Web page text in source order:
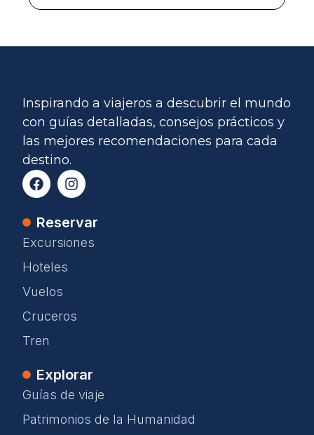
Inspirando a viajeros a descubrir el mundo
con guías detalladas, consejos prácticos y
las mejores recomendaciones para cada
destino.
Reservar
Excursiones
Hoteles
Vuelos
Cruceros
Tren
Explorar
Guías de viaje
Patrimonios de la Humanidad